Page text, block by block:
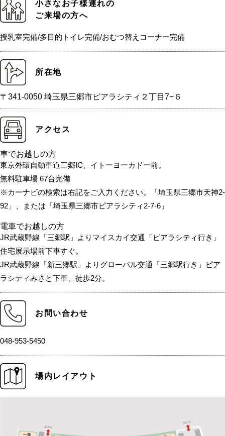
小さなお子様連れの
ご来場の方へ
授乳室完備/多目的トイレ完備/おむつ替えコーナー完備
所在地
〒341-0050 埼玉県三郷市ピアラシティ２丁目7−６
アクセス
車でお越しの方
東京外環自動車道三郷IC、イトーヨーカドー前。
無料駐車場 67台完備
※カーナビの検索は右記をご入力ください。「埼玉県三郷市天神2-
92」、または「埼玉県三郷市ピアラシティ2-7-6」
電車でお越しの方
JR武蔵野線「三郷駅」よりマイスカイ交通「ピアラシティ行き」
住宅展示場前下車すぐ。
JR武蔵野線「新三郷駅」よりグローバル交通「三郷駅行き」ピア
ラシティみさと下車、徒歩2分。
お問い合わせ
048-953-5450
場内レイアウト